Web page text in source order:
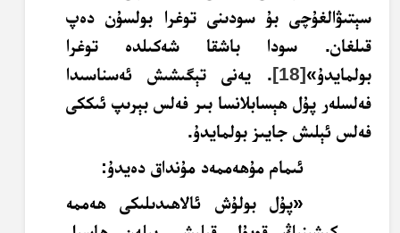
سېتىۋالغۇچى بۇ سودىنى توغرا بولسۇن دەپ
قىلغان. سودا باشقا شەكىلدە توغرا
بولمايدۇ»[18]. يەنى تېگىشىش ئەسناسىدا
فەلسلەر پۇل ھېسابلانسا بىر فەلس بېرىپ ئىككى
فەلس ئېلىش جايىز بولمايدۇ.
ئىمام مۇھەممەد مۇنداق دەيدۇ:
«پۇل بولۇش ئالاھىدىلىكى ھەممە